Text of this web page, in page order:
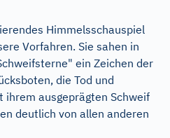
Himmelsschauspiel
Vorfahren. Sie sahen in
ein Zeichen der
die Tod und
ihrem ausgeprägten Schweif
deutlich von allen anderen